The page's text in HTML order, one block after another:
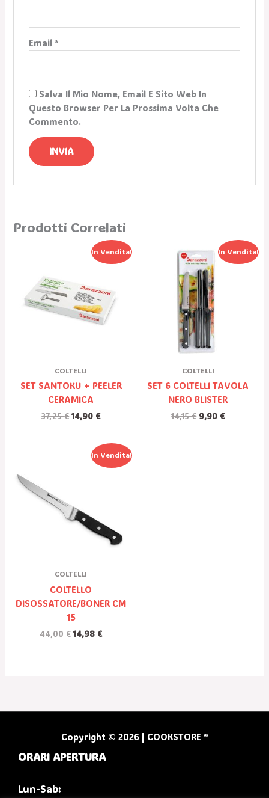
Email *
Salva Il Mio Nome, Email E Sito Web In
Questo Browser Per La Prossima Volta Che
Commento.
Prodotti Correlati
In Vendita!
COLTELLI
SET SANTOKU + PEELER
CERAMICA
37,25€
Prezzo
37,25 €.
14,90 €
Il
Prezzo
14,90 €.
In Vendita!
COLTELLI
SET 6 COLTELLI TAVOLA
NERO BLISTER
14,15€
Prezzo
Originale
Era:
14,15 €.
9,90 €
Il
Prezzo
In Vendita!
COLTELLI
COLTELLO
DISOSSATORE/BONER CM
15
44,00€
Prezzo
14,98 €
Il
Prezzo
Copyright © 2026 | COOKSTORE ®
ORARI APERTURA
Lun-Sab: